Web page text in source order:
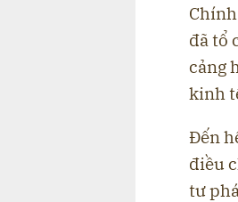
đã tổ
cảng
kinh
Đến
điều
tư